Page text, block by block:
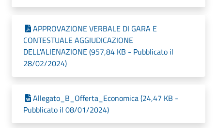
APPROVAZIONE VERBALE DI GARA E
CONTESTUALE AGGIUDICAZIONE
DELL'ALIENAZIONE (957,84 KB - Pubblicato il
28/02/2024)
Allegato_B_Offerta_Economica (24,47 KB -
Pubblicato il 08/01/2024)